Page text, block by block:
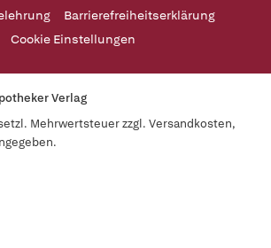
Barrierefreiheitserklärung
Cookie Einstellungen
Verlag
Mehrwertsteuer zzgl. Versandkosten,